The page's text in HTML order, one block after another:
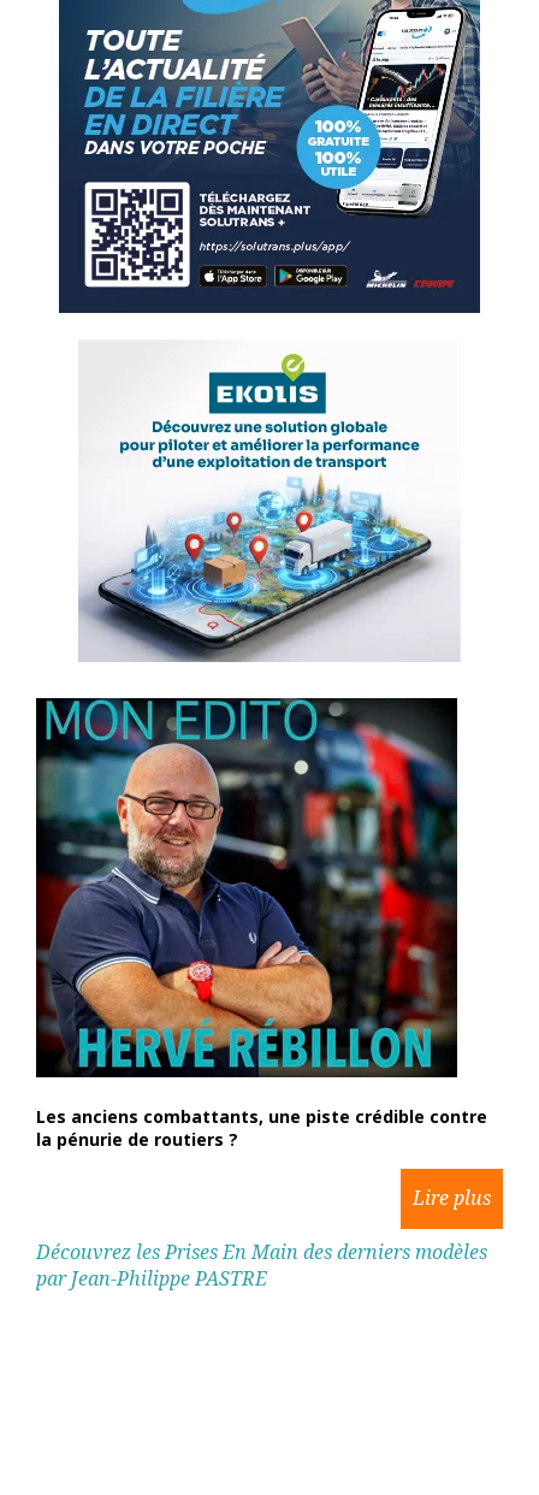
Les anciens combattants, une piste crédible contre
la pénurie de routiers ?
Découvrez les Prises En Main des derniers modèles
par Jean-Philippe PASTRE